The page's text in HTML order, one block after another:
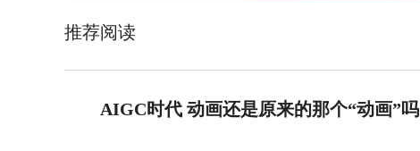
推荐阅读
AIGC时代 动画还是原来的那个“动画”吗